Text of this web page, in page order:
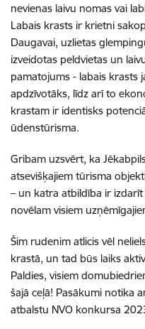
nevienas laivu nomas vai
Labais krasts ir krietni
Daugavai, uzlietas
izveidotas peldvietas un
pamatojums - labais krasts
apdzīvotāks, līdz arī to
krastam ir identisks
ūdenstūrisma.
Gribam uzsvērt, ka
atsevišķajiem tūrisma
– un katra atbildība ir
novēlam visiem
Šim rudenim atlicis vēl
krastā, un tad būs laiks
Paldies, visiem
šajā ceļā! Pasākumi notika
atbalstu NVO konkursa